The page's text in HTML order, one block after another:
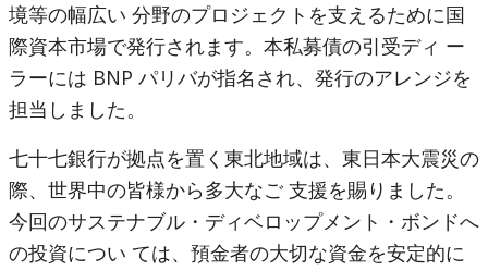
境等の幅広い 分野のプロジェクトを支えるために国
際資本市場で発行されます。本私募債の引受ディ ー
ラーには BNP パリバが指名され、発行のアレンジを
担当しました。
七十七銀行が拠点を置く東北地域は、東日本大震災の
際、世界中の皆様から多大なご 支援を賜りました。
今回のサステナブル・ディベロップメント・ボンドへ
の投資につい ては、預金者の大切な資金を安定的に